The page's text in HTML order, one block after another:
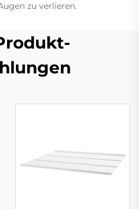
zu verlieren.